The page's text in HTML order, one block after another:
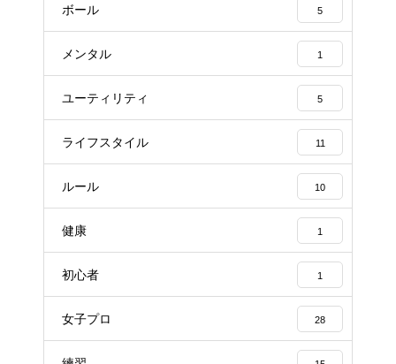
ボール 5
メンタル 1
ユーティリティ 5
ライフスタイル 11
ルール 10
健康 1
初心者 1
女子プロ 28